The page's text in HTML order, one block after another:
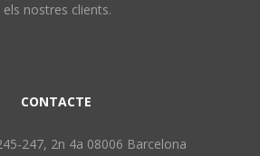
els nostres clients.
CONTACTE
247, 2n 4a 08006 Barcelona